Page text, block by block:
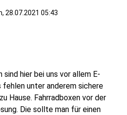
28.07.2021 05:43
hier bei uns vor allem E-
unter anderem sichere
Hause. Fahrradboxen vor der
Die sollte man für einen